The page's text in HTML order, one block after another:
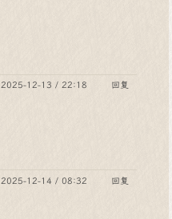
2025-12-13 / 22:18 回复
2025-12-14 / 08:32 回复